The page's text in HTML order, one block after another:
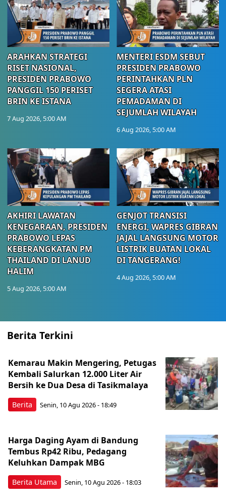
ARAHKAN STRATEGI
RISET NASIONAL,
PRESIDEN PRABOWO
PANGGIL 150 PERISET
BRIN KE ISTANA
7 Aug 2026, 5:00 AM
MENTERI ESDM SEBUT
PRESIDEN PRABOWO
PERINTAHKAN PLN
SEGERA ATASI
PEMADAMAN DI
SEJUMLAH WILAYAH
6 Aug 2026, 5:00 AM
AKHIRI LAWATAN
KENEGARAAN, PRESIDEN
PRABOWO LEPAS
KEBERANGKATAN PM
THAILAND DI LANUD
HALIM
5 Aug 2026, 5:00 AM
GENJOT TRANSISI
ENERGI, WAPRES GIBRAN
JAJAL LANGSUNG MOTOR
LISTRIK BUATAN LOKAL
DI TANGERANG!
4 Aug 2026, 5:00 AM
Berita Terkini
Berita
Kemarau Makin Mengering, Petugas
Kembali Salurkan 12.000 Liter Air
Bersih ke Dua Desa di Tasikmalaya
Senin, 10 Agu 2026 - 18:49
Berita Utama
Harga Daging Ayam di Bandung
Tembus Rp42 Ribu, Pedagang
Keluhkan Dampak MBG
Senin, 10 Agu 2026 - 18:03